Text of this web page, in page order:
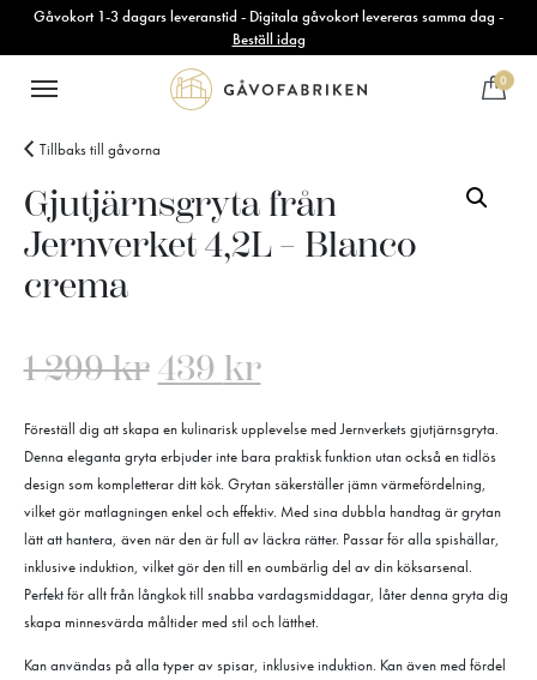
Gåvokort 1-3 dagars leveranstid - Digitala gåvokort levereras samma dag -
Beställ idag
0
Tillbaks till gåvorna
Gjutjärnsgryta från
Jernverket 4,2L – Blanco
crema
1 299kr 439 kr
Föreställ dig att skapa en kulinarisk upplevelse med Jernverkets gjutjärnsgryta.
Denna eleganta gryta erbjuder inte bara praktisk funktion utan också en tidlös
design som kompletterar ditt kök. Grytan säkerställer jämn värmefördelning,
vilket gör matlagningen enkel och effektiv. Med sina dubbla handtag är grytan
lätt att hantera, även när den är full av läckra rätter. Passar för alla spishällar,
inklusive induktion, vilket gör den till en oumbärlig del av din köksarsenal.
Perfekt för allt från långkok till snabba vardagsmiddagar, låter denna gryta dig
skapa minnesvärda måltider med stil och lätthet.
Kan användas på alla typer av spisar, inklusive induktion. Kan även med fördel